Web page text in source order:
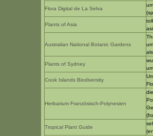
Flora Digital de La Selva
Plants of Asia
Australian National Botanic Gardens
Plants of Sydney
Cook Islands Biodiversity
Herbarium Französisch-Polynesien
Tropical Plant Guide